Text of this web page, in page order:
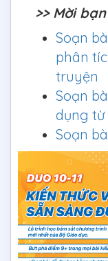
>> Mời
Soạn
phân
truyện
Soạn
dụng từ
Soạn